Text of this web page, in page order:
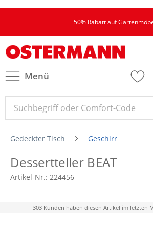
50% Rabatt auf
Menü
Gedeckter Tisch Geschirr
Dessertteller BEAT
Artikel-Nr.: 224456
303 Kunden haben diesen Artikel im letzten